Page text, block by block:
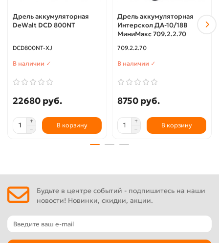
Дрель аккумуляторная
DeWalt DCD 800NT
DCD800NT-XJ
В наличии ✓
22680 руб.
В корзину
Дрель аккумуляторная
Интерскол ДА-10/18В
МиниМакс 709.2.2.70
709.2.2.70
В наличии ✓
8750 руб.
В корзину
Будьте в центре событий - подпишитесь на наши
новости! Новинки, скидки, акции.